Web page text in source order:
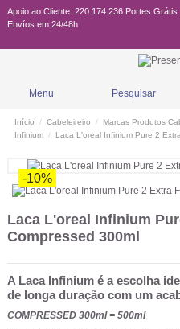
Apoio ao Cliente: 220 174 236 Portes
Envíos em 24/48h
Menu Pesquisar
Início Cabeleireiro Marcas Produtos
Infinium
Laca L'oreal Infinium Pure 2
-10%
Laca L'oreal Infinium
Compressed 300ml
A Laca Infinium é a escolha
de longa duração com um
COMPRESSED 300ml = 500ml